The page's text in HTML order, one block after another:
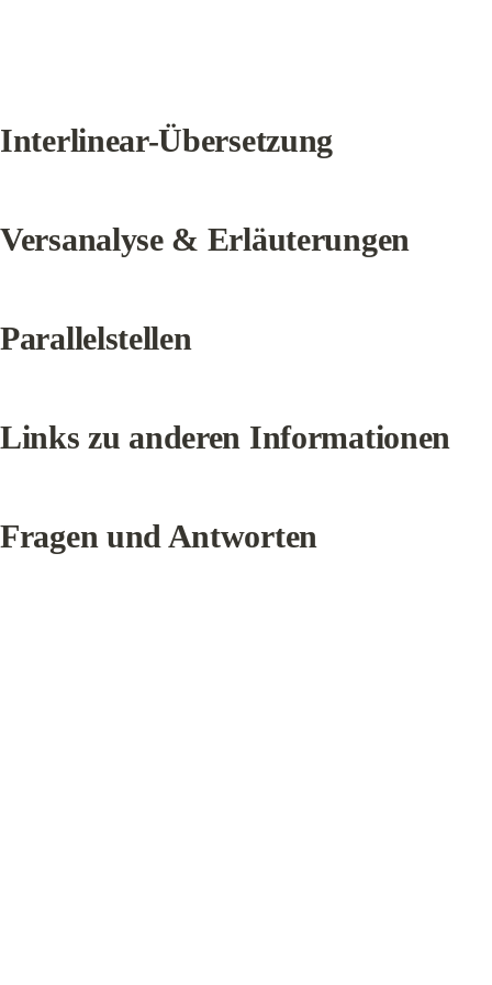
Interlinear-Übersetzung
Versanalyse & Erläuterungen
Parallelstellen
Links zu anderen Informationen
Fragen und Antworten